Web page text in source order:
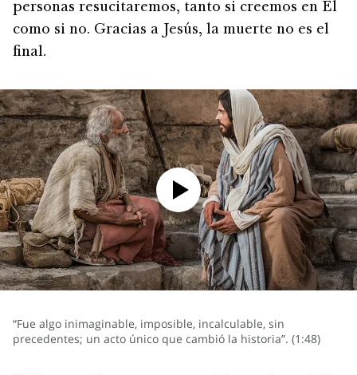
personas resucitaremos, tanto si creemos en Él
como si no. Gracias a Jesús, la muerte no es el
final.
“Fue algo inimaginable, imposible, incalculable, sin
precedentes; un acto único que cambió la historia”. (1:48)